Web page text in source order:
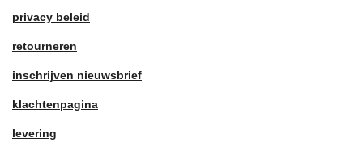
privacy beleid
retourneren
inschrijven nieuwsbrief
klachtenpagina
levering